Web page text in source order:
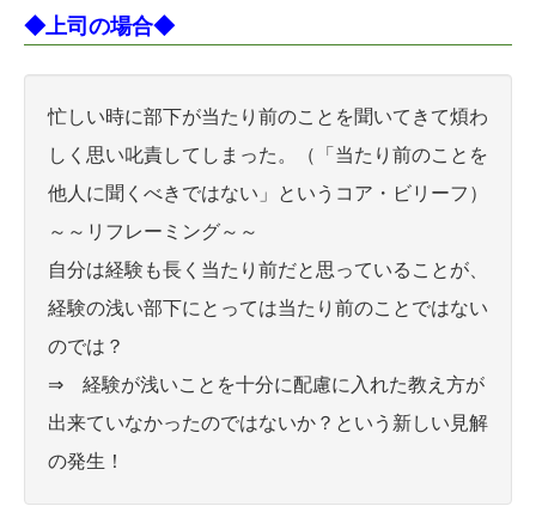
◆上司の場合◆
忙しい時に部下が当たり前のことを聞いてきて煩わ
しく思い叱責してしまった。（「当たり前のことを
他人に聞くべきではない」というコア・ビリーフ）
～～リフレーミング～～
自分は経験も長く当たり前だと思っていることが、
経験の浅い部下にとっては当たり前のことではない
のでは？
⇒ 経験が浅いことを十分に配慮に入れた教え方が
出来ていなかったのではないか？という新しい見解
の発生！